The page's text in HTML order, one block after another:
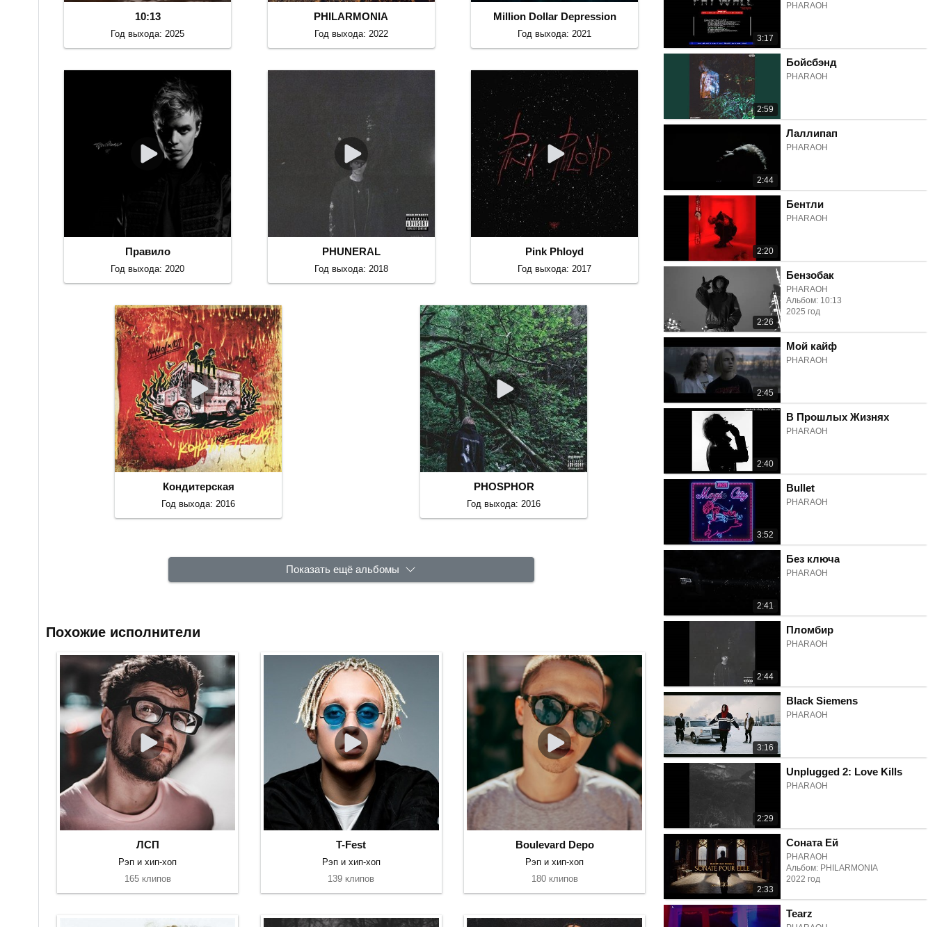
3:17
PHARAOH
2:59
Бойсбэнд
PHARAOH
2:44
Лаллипап
PHARAOH
2:20
Бентли
PHARAOH
2:26
Бензобак
PHARAOH
Альбом: 10:13
2025 год
2:45
Мой кайф
PHARAOH
2:40
В Прошлых Жизнях
PHARAOH
3:52
Bullet
PHARAOH
2:41
Без ключа
PHARAOH
2:44
Пломбир
PHARAOH
3:16
Black Siemens
PHARAOH
2:29
Unplugged 2: Love Kills
PHARAOH
2:33
Соната Ей
PHARAOH
Альбом: PHILARMONIA
2022 год
Tearz
10:13
Год выхода: 2025
PHILARMONIA
Год выхода: 2022
Million Dollar Depression
Год выхода: 2021
Правило
Год выхода: 2020
PHUNERAL
Год выхода: 2018
Pink Phloyd
Год выхода: 2017
Кондитерская
Год выхода: 2016
PHOSPHOR
Год выхода: 2016
Показать ещё альбомы
Похожие исполнители
ЛСП
Рэп и хип-хоп
165 клипов
T-Fest
Рэп и хип-хоп
139 клипов
Boulevard Depo
Рэп и хип-хоп
180 клипов